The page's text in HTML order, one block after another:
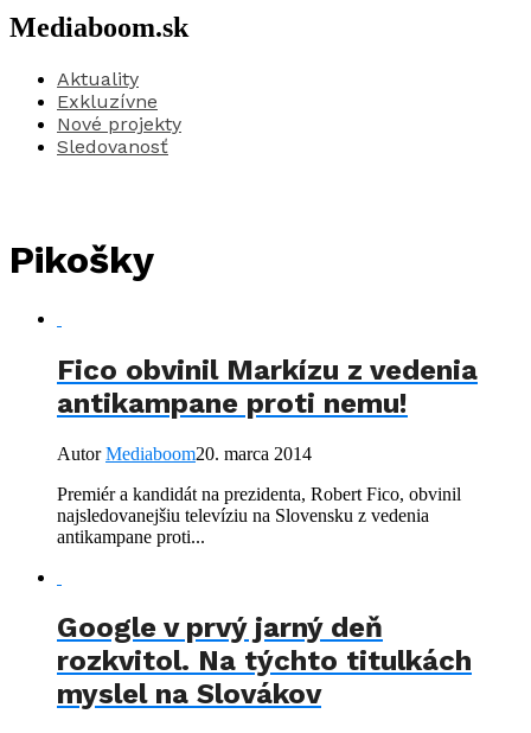
Mediaboom.sk
Aktuality
Exkluzívne
Nové projekty
Sledovanosť
Pikošky
Fico obvinil Markízu z vedenia
antikampane proti nemu!
AutorMediaboom20. marca 2014
Premiér a kandidát na prezidenta, Robert Fico, obvinil
najsledovanejšiu televíziu na Slovensku z vedenia
antikampane proti...
Google v prvý jarný deň
rozkvitol. Na týchto titulkách
myslel na Slovákov